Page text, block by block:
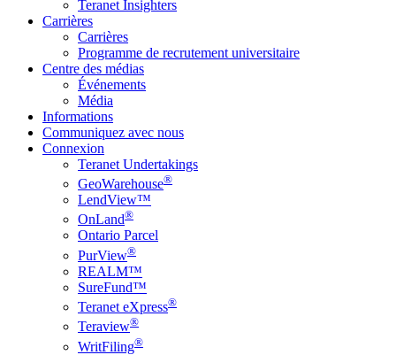
Teranet Insighters
Carrières
Carrières
Programme de recrutement universitaire
Centre des médias
Événements
Média
Informations
Communiquez avec nous
Connexion
Teranet Undertakings
GeoWarehouse®
LendView™
OnLand®
Ontario Parcel
PurView®
REALM™
SureFund™
Teranet eXpress®
Teraview®
WritFiling®